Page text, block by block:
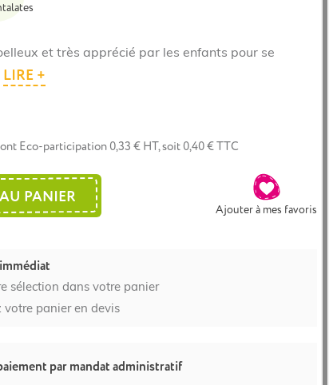
et très apprécié par les enfants pour se
LIRE +
Eco-participation 0,33 € HT, soit 0,40 € TTC
PANIER
Ajouter à mes favoris
sélection dans votre panier
votre panier en devis
par mandat administratif